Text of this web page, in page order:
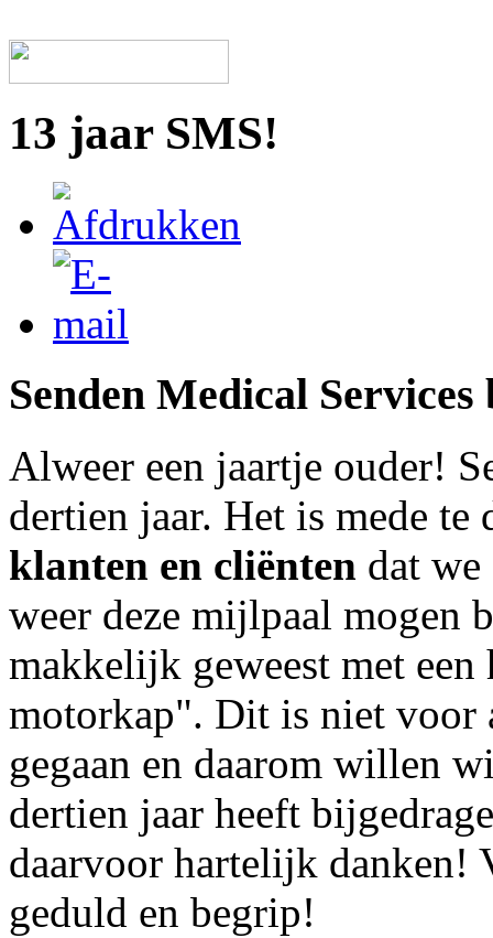
13 jaar SMS!
Senden Medical
Alweer een jaartje ouder!
dertien jaar. Het is mede te
klanten en cliënten dat
weer deze mijlpaal mogen
makkelijk geweest met
motorkap". Dit is niet voor
gegaan en daarom willen
dertien jaar heeft
daarvoor hartelijk danken!
geduld en begrip!